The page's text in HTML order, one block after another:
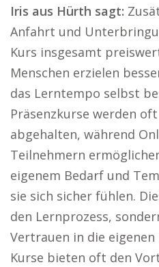
Iris aus Hürth sagt:
Anfahrt und
Kurs insgesamt
Menschen erzielen
das Lerntempo selbst
Präsenzkurse werden
abgehalten, während
Teilnehmern
eigenem Bedarf und
sie sich sicher fühlen.
den Lernprozess,
Vertrauen in die
Kurse bieten oft den